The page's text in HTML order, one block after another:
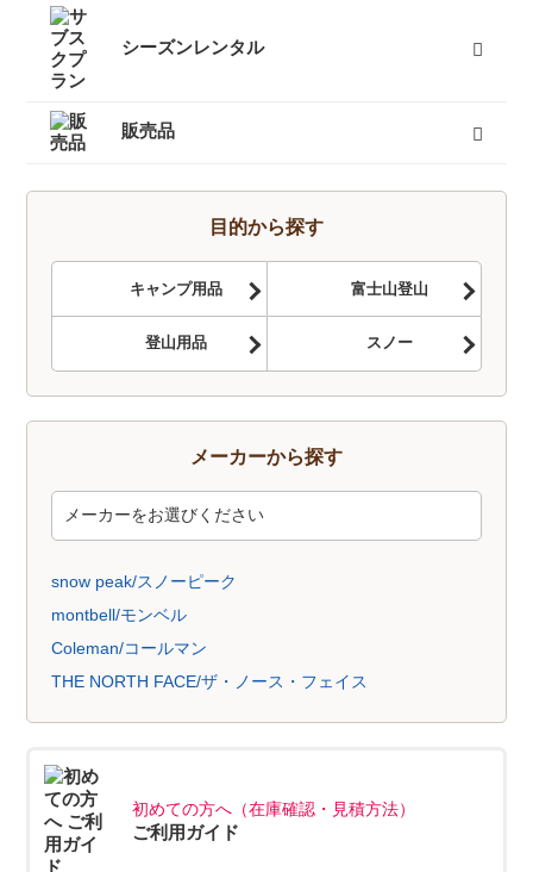
キャリーカート
チェア（椅子）
スパッツ（ゲイター）
サポートタイツ
防寒タイツ
スカート
ヘルメット
ハーネス
クーラーボックス
天体望遠鏡
双眼鏡
コンパス
GPS
時計
ヒーター
ボトル
トレッキンググローブ
サングラス
帽子
トレッキングパンツ
ハイドレーション
ソーラーチャージャー
カヤック
自転車
熊よけ・熊撃退
すべて
シーズンレンタル
キャンプセットマンスリーレンタル
テントマンスリーレンタル
登山セットマンスリーレンタル
シュラフ（寝袋）マンスリーレンタル
登山単品マンスリーレンタル
スノーセットマンスリーレンタル
すべて 販売品
トレッキングソックス
燃料
酸素缶
帽子
手袋
ハイドレーション
そらのしたオリジナルＴシャツ
すべて
目的から探す
キャンプ用品 富士山登山
登山用品 スノー
メーカーから探す
snow peak/スノーピーク
montbell/モンベル
Coleman/コールマン
THE NORTH FACE/ザ・ノース・フェイス
初めての方へ（在庫確認・見積方法）
ご利用ガイド